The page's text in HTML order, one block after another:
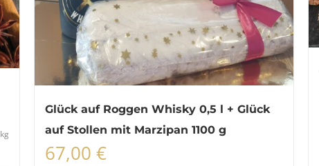
kg
Glück auf Roggen Whisky 0,5 l + Glück
auf Stollen mit Marzipan 1100 g
67,00 €